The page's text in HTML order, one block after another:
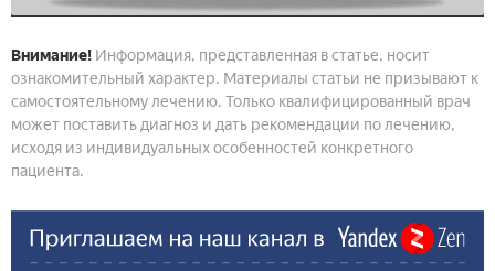
Внимание! Информация, представленная в статье, носит
ознакомительный характер. Материалы статьи не призывают к
самостоятельному лечению. Только квалифицированный врач
может поставить диагноз и дать рекомендации по лечению,
исходя из индивидуальных особенностей конкретного
пациента.